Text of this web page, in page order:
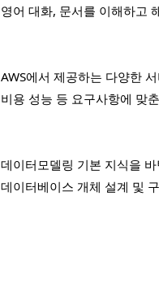
영어 대화, 문서를 이해하고
AWS에서 제공하는 다양한
비용 성능 등 요구사항에 맞
데이터모델링 기본 지식을
데이터베이스 개체 설계 및